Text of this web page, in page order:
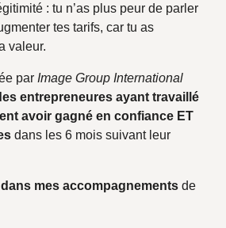
: tu n’as plus peur de parler
tes tarifs, car tu as
valeur.
par Image Group International
entrepreneures ayant travaillé
avoir gagné en confiance ET
dans les 6 mois suivant leur
mes accompagnements de